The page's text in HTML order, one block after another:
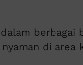
berbagai
di area